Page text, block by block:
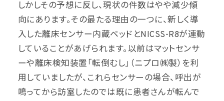
しかしその予想に反し、現状の件数はやや減少傾
向にあります。その最たる理由の一つに、新しく導
入した離床センサー内蔵ベッドとNICSS-R8が連動
していることがあげられます。以前はマットセンサ
ーや離床検知装置「転倒むし」（ニプロ㈱製）を利
用していましたが、これらセンサーの場合、呼出が
鳴ってから訪室したのでは既に患者さんが転んで